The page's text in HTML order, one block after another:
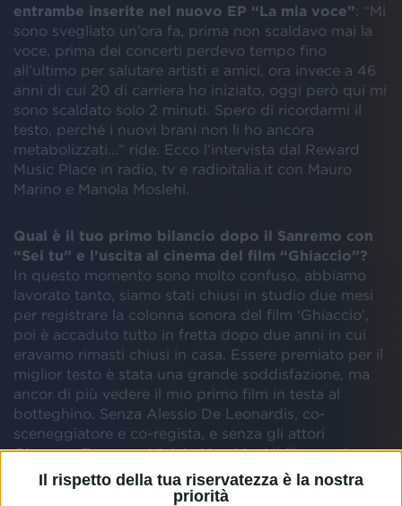
Il rispetto della tua riservatezza è la nostra
priorità
entrambe inserite nel nuovo EP “La mia voce”: “Mi
sono svegliato un’ora fa, prima non scaldavo mai la
voce, prima dei concerti perdevo tempo fino
all’ultimo per salutare artisti e amici, ora invece a 46
anni di cui 20 di carriera ho iniziato, oggi però qui mi
sono scaldato solo 2 minuti. Spero di ricordarmi il
testo, perché i nuovi brani non li ho ancora
metabolizzati…” ride. Ecco l’intervista dal Reward
Music Place in radio, tv e radioitalia.it con Mauro
Marino e Manola Moslehi.
Qual è il tuo primo bilancio dopo il Sanremo con
“Sei tu” e l’uscita al cinema del film “Ghiaccio”?
In questo momento sono molto confuso, abbiamo
lavorato tanto, siamo stati chiusi in studio due mesi
per registrare la colonna sonora del film ‘Ghiaccio’,
poi è accaduto tutto in fretta dopo due anni in cui
eravamo rimasti chiusi in casa. Essere premiato per il
miglior testo è stata una grande soddisfazione, ma
ancor di più vedere il mio primo film in testa al
botteghino. Senza Alessio De Leonardis, co-
sceneggiatore e co-regista, e senza gli attori
Giacomo Ferrara e Vinicio Marchioni il film oggi non
sarebbe così. È successo tutto in tempi record.
Abbiamo scritto la sceneggiatura in un mese e in